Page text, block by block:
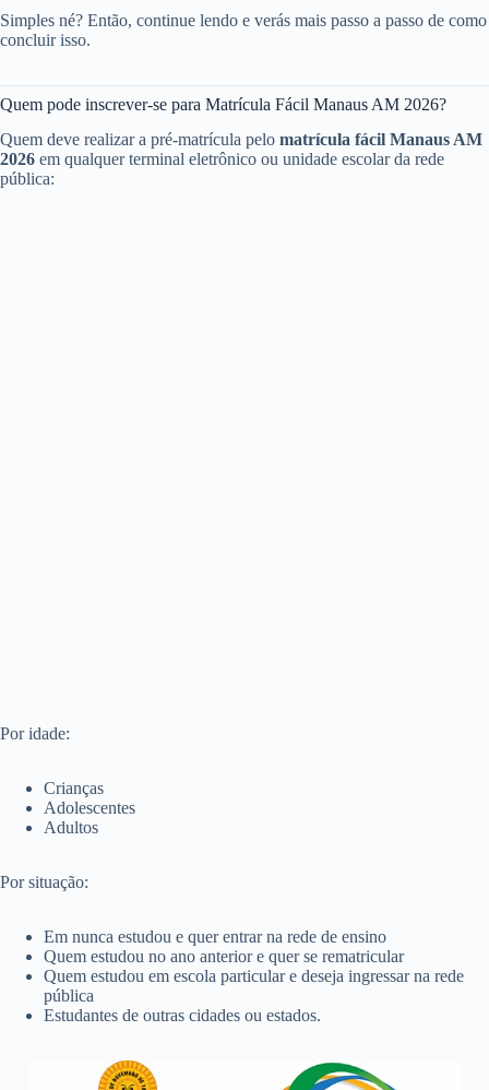
Simples né? Então, continue lendo e verás mais passo a passo de como
concluir isso.
Quem pode inscrever-se para Matrícula Fácil Manaus AM 2026?
Quem deve realizar a pré-matrícula pelo matrícula fácil Manaus AM
2026 em qualquer terminal eletrônico ou unidade escolar da rede
pública:
Por idade:
Crianças
Adolescentes
Adultos
Por situação:
Em nunca estudou e quer entrar na rede de ensino
Quem estudou no ano anterior e quer se rematricular
Quem estudou em escola particular e deseja ingressar na rede
pública
Estudantes de outras cidades ou estados.